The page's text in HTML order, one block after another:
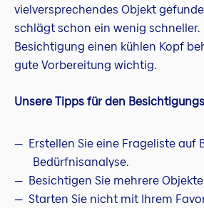
vielversprechendes Objekt
schlägt schon ein wenig schneller.
Besichtigung einen kühlen Kopf
gute Vorbereitung wichtig.
Unsere Tipps für den
Erstellen Sie eine Frageliste auf
Bedürfnisanalyse.
Besichtigen Sie mehrere
Starten Sie nicht mit Ihrem